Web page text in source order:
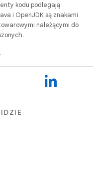
kodu podlegają
i OpenJDK są znakami
należącymi do